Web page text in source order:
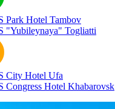
Park Hotel Tambov
"Yubileynaya" Togliatti
City Hotel Ufa
Congress Hotel Khabarovsk